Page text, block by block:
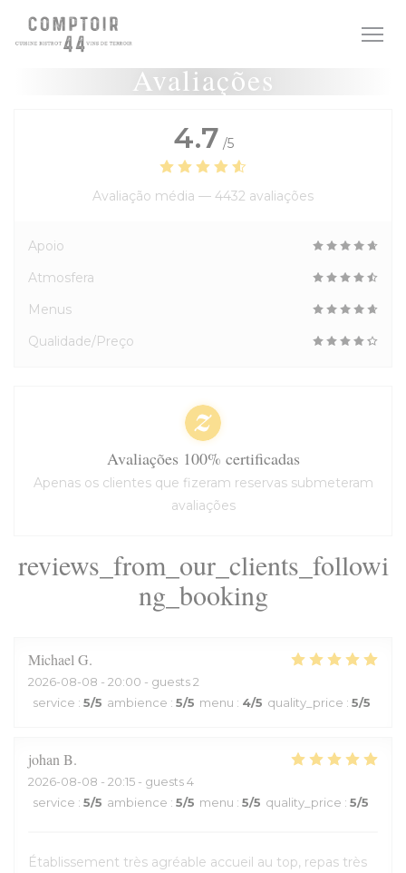
Painel de Gerenciamento de Cookies
Avaliações
reviews_from_our_clients_followi
ng_booking
Michael G
2026-08-08 - 20:00 - guests 2
service : 5/5 ambience : 5/5 menu : 4/5 quality_price : 5/5
johan B
2026-08-08 - 20:15 - guests 4
service : 5/5 ambience : 5/5 menu : 5/5 quality_price : 5/5
Établissement très agréable accueil au top, repas très
4.7 /5
Avaliação média — 4432 avaliações
Apoio
Atmosfera
Menus
Qualidade/Preço
Avaliações 100% certificadas
Apenas os clientes que fizeram reservas submeteram
avaliações